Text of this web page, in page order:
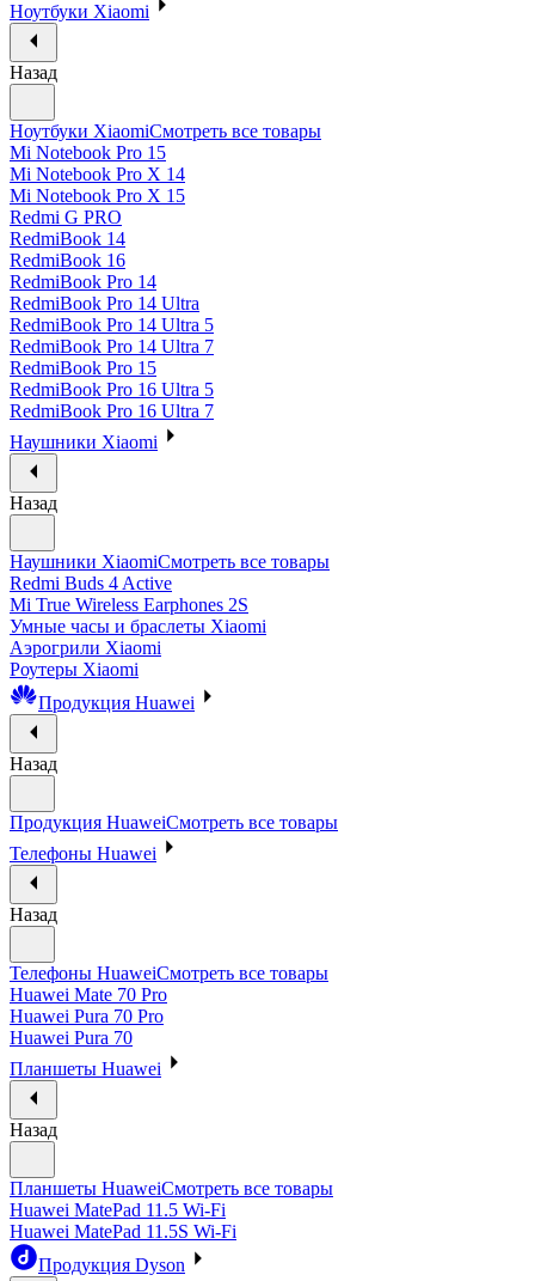
Ноутбуки Xiaomi
Назад
Ноутбуки XiaomiСмотреть все товары
Mi Notebook Pro 15
Mi Notebook Pro X 14
Mi Notebook Pro X 15
Redmi G PRO
RedmiBook 14
RedmiBook 16
RedmiBook Pro 14
RedmiBook Pro 14 Ultra
RedmiBook Pro 14 Ultra 5
RedmiBook Pro 14 Ultra 7
RedmiBook Pro 15
RedmiBook Pro 16 Ultra 5
RedmiBook Pro 16 Ultra 7
Наушники Xiaomi
Назад
Наушники XiaomiСмотреть все товары
Redmi Buds 4 Active
Mi True Wireless Earphones 2S
Умные часы и браслеты Xiaomi
Аэрогрили Xiaomi
Роутеры Xiaomi
Продукция Huawei
Назад
Продукция HuaweiСмотреть все товары
Телефоны Huawei
Назад
Телефоны HuaweiСмотреть все товары
Huawei Mate 70 Pro
Huawei Pura 70 Pro
Huawei Pura 70
Планшеты Huawei
Назад
Планшеты HuaweiСмотреть все товары
Huawei MatePad 11.5 Wi-Fi
Huawei MatePad 11.5S Wi-Fi
Продукция Dyson